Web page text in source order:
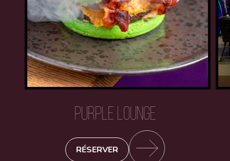
PURPLE LOUNGE
RÉSERVER